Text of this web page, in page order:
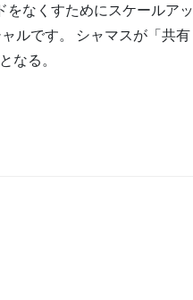
なくすためにスケールアッ
ルです。 シャマスが「共有
なる。